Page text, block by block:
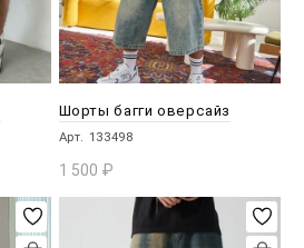
Шорты багги оверсайз
Арт. 133498
1 500 ₽
В КОРЗИНУ